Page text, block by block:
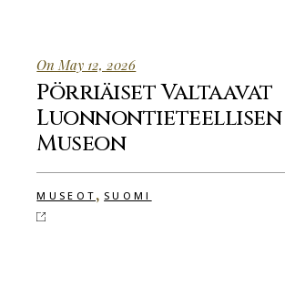
On May 12, 2026
Pörriäiset Valtaavat
Luonnontieteellisen
Museon
MUSEOT , SUOMI